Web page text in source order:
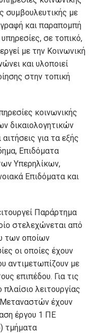
συμβουλευτικής με
και παραπομπή
σε τοπικό,
με την Κοινωνική
και υλοποιεί
στην τοπική
κοινωνικής
δικαιολογητικών
για τα εξής
Επιδόματα
Υπερηλίκων,
Επιδόματα και
Παράρτημα
στελεχώνεται από
των οποίων
οι οποίες έχουν
αντιμετωπίζουν με
επιπέδου. Για τις
λειτουργίας
έχουν
έργου 1 ΠΕ
τμήματα